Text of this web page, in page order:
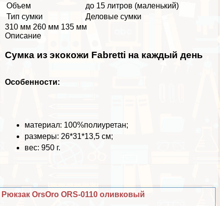
Объем
до 15 литров (маленький)
Тип сумки
Деловые сумки
310 мм 260 мм 135 мм
Описание
Сумка из экокожи Fabretti на каждый день
Особенности:
материал: 100%полиуретан;
размеры: 26*31*13,5 см;
вес: 950 г.
Рюкзак OrsOro ORS-0110 оливковый